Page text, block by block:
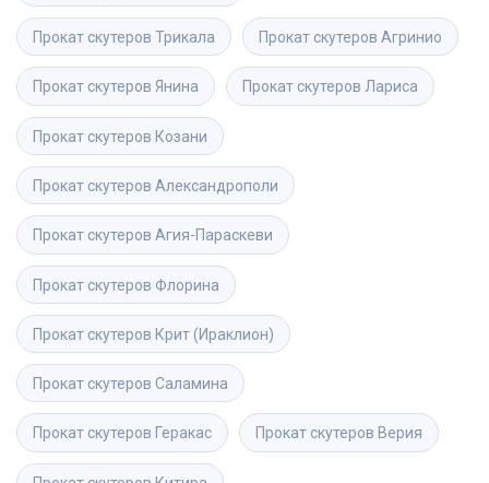
Прокат скутеров Трикала Прокат скутеров Агринио
Прокат скутеров Янина Прокат скутеров Лариса
Прокат скутеров Козани
Прокат скутеров Александрополи
Прокат скутеров Агия-Параскеви
Прокат скутеров Флорина
Прокат скутеров Крит (Ираклион)
Прокат скутеров Саламина
Прокат скутеров Геракас Прокат скутеров Верия